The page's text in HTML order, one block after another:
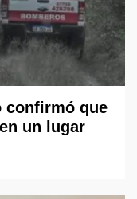
confirmó que
un lugar